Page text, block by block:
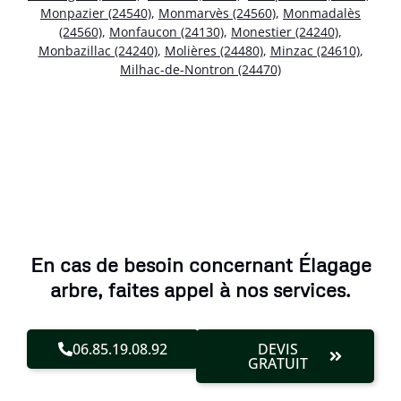
Monpazier (24540), Monmarvès (24560), Monmadalès
(24560), Monfaucon (24130), Monestier (24240),
Monbazillac (24240), Molières (24480), Minzac (24610),
Milhac-de-Nontron (24470)
En cas de besoin concernant Élagage
arbre, faites appel à nos services.
06.85.19.08.92 DEVIS
GRATUIT